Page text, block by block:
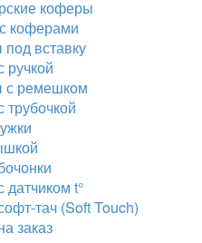
коферы
коферами
вставку
ручкой
с ремешком
трубочкой
датчиком t°
тач (Soft Touch)
заказ